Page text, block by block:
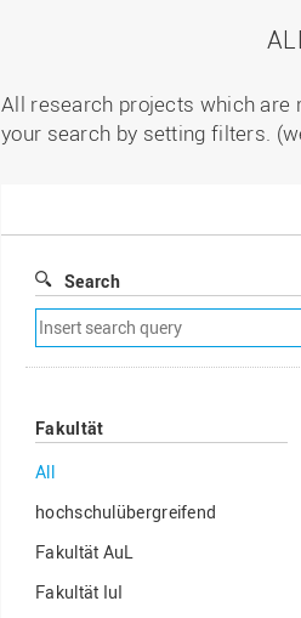
All research projects which are
your search by setting filters.
Search
Remove
search
filter
Fakultät
All
hochschulübergreifend
Fakultät AuL
Fakultät IuI